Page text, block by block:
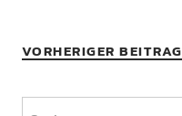
VORHERIGER BEITRAG